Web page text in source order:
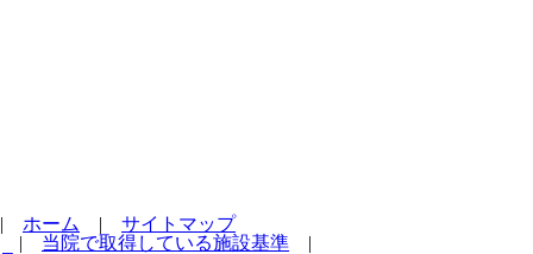
| ホーム | サイトマップ
| 当院で取得している施設基準 |